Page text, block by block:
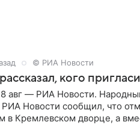
© РИА Новости
кого
авг — РИА Новости.
РИА Новости сообщил, что
в Кремлевском дворце, а